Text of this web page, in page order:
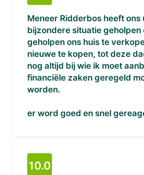
Meneer Ridderbos heeft ons
bijzondere situatie geholpen
geholpen ons huis te
nieuwe te kopen, tot deze
nog altijd bij wie ik moet
financiële zaken geregeld
worden.
er word goed en snel
10.0